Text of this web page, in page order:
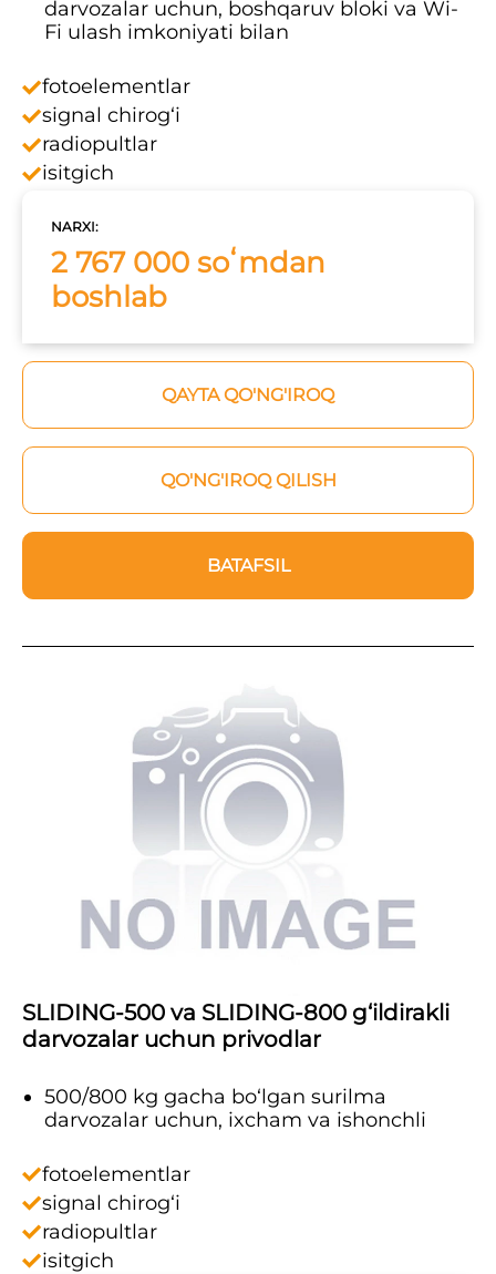
darvozalar uchun, boshqaruv bloki va Wi-
Fi ulash imkoniyati bilan
fotoelementlar
signal chirog‘i
radiopultlar
isitgich
NARXI:
2 767 000 soʻmdan
boshlab
QAYTA QO'NG'IROQ
QO'NG'IROQ QILISH
BATAFSIL
SLIDING-500 va SLIDING-800 g‘ildirakli
darvozalar uchun privodlar
500/800 kg gacha bo‘lgan surilma
darvozalar uchun, ixcham va ishonchli
fotoelementlar
signal chirog‘i
radiopultlar
isitgich